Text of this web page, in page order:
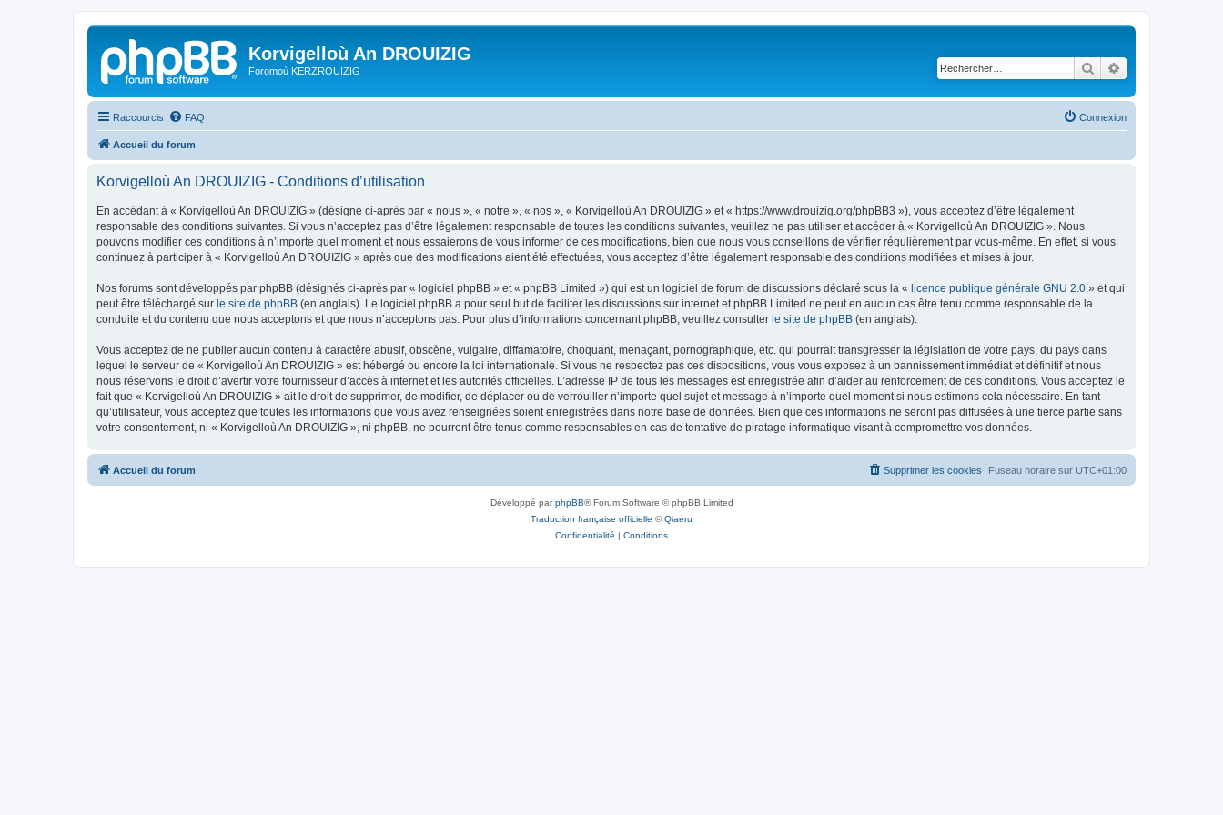
Korvigelloù An DROUIZIG
Foromoù KERZROUIZIG Rechercher
Raccourcis FAQ Connexion
Accueil du forum
Korvigelloù An DROUIZIG - Conditions d’utilisation
En accédant à « Korvigelloù An DROUIZIG » (désigné ci-après par « nous », « notre », « nos », « Korvigelloù An DROUIZIG » et « https://www.drouizig.org/phpBB3 »), vous acceptez d’être légalement
responsable des conditions suivantes. Si vous n’acceptez pas d’être légalement responsable de toutes les conditions suivantes, veuillez ne pas utiliser et accéder à « Korvigelloù An DROUIZIG ». Nous
pouvons modifier ces conditions à n’importe quel moment et nous essaierons de vous informer de ces modifications, bien que nous vous conseillons de vérifier régulièrement par vous-même. En effet, si vous
continuez à participer à « Korvigelloù An DROUIZIG » après que des modifications aient été effectuées, vous acceptez d’être légalement responsable des conditions modifiées et mises à jour.
Nos forums sont développés par phpBB (désignés ci-après par « logiciel phpBB » et « phpBB Limited ») qui est un logiciel de forum de discussions déclaré sous la « licence publique générale GNU 2.0 » et qui
peut être téléchargé sur le site de phpBB (en anglais). Le logiciel phpBB a pour seul but de faciliter les discussions sur internet et phpBB Limited ne peut en aucun cas être tenu comme responsable de la
conduite et du contenu que nous acceptons et que nous n’acceptons pas. Pour plus d’informations concernant phpBB, veuillez consulter le site de phpBB (en anglais).
Vous acceptez de ne publier aucun contenu à caractère abusif, obscène, vulgaire, diffamatoire, choquant, menaçant, pornographique, etc. qui pourrait transgresser la législation de votre pays, du pays dans
lequel le serveur de « Korvigelloù An DROUIZIG » est hébergé ou encore la loi internationale. Si vous ne respectez pas ces dispositions, vous vous exposez à un bannissement immédiat et définitif et nous
nous réservons le droit d’avertir votre fournisseur d’accès à internet et les autorités officielles. L’adresse IP de tous les messages est enregistrée afin d’aider au renforcement de ces conditions. Vous acceptez le
fait que « Korvigelloù An DROUIZIG » ait le droit de supprimer, de modifier, de déplacer ou de verrouiller n’importe quel sujet et message à n’importe quel moment si nous estimons cela nécessaire. En tant
qu’utilisateur, vous acceptez que toutes les informations que vous avez renseignées soient enregistrées dans notre base de données. Bien que ces informations ne seront pas diffusées à une tierce partie sans
votre consentement, ni « Korvigelloù An DROUIZIG », ni phpBB, ne pourront être tenus comme responsables en cas de tentative de piratage informatique visant à compromettre vos données.
Accueil du forum Fuseau horaire sur UTC+01:00
Supprimer les cookies
Développé parphpBB® Forum Software © phpBB Limited
Traduction française officielle ©Qiaeru
Confidentialité | Conditions